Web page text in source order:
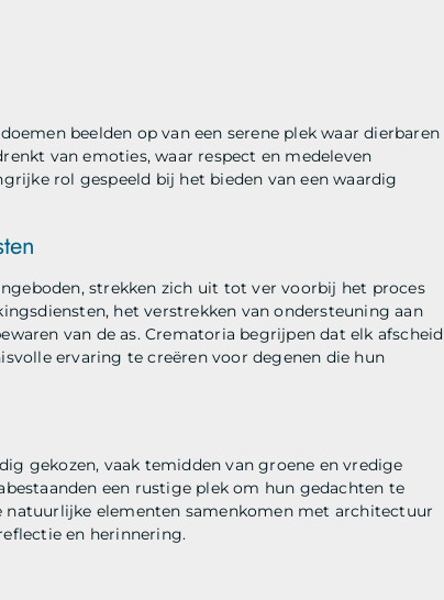
beelden op van een serene plek waar dierbaren
van emoties, waar respect en medeleven
rol gespeeld bij het bieden van een waardig
strekken zich uit tot ver voorbij het proces
het verstrekken van ondersteuning aan
van de as. Crematoria begrijpen dat elk afscheid
ervaring te creëren voor degenen die hun
gekozen, vaak temidden van groene en vredige
een rustige plek om hun gedachten te
elementen samenkomen met architectuur
en herinnering.